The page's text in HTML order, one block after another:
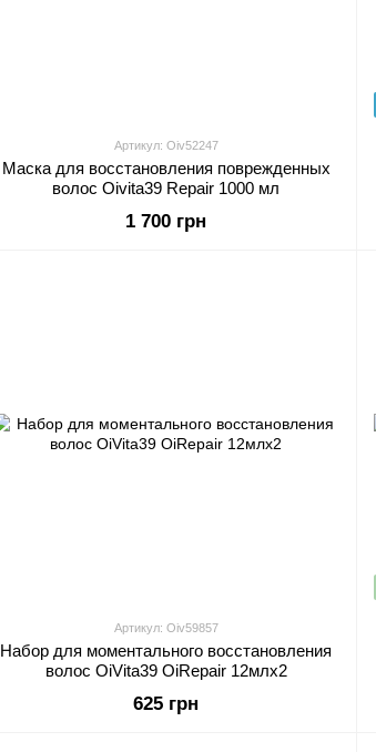
Артикул: Oiv52247
Маска для восстановления поврежденных
волос Oivita39 Repair 1000 мл
1 700 грн
Артикул: Oiv59857
Набор для моментального восстановления
волос OiVita39 OiRepair 12млх2
625 грн